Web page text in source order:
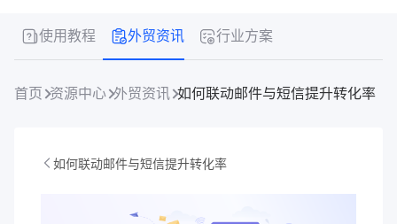
使用教程 外贸资讯 行业方案
首页 资源中心 外贸资讯 如何联动邮件与短信提升转化率
如何联动邮件与短信提升转化率